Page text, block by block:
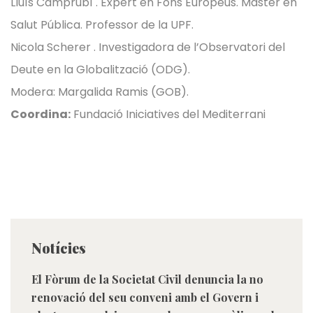
Salut Pública. Professor de la UPF.
Nicola Scherer . Investigadora de l’Observatori del
Deute en la Globalització (ODG).
Modera: Margalida Ramis (GOB).
Coordina: Fundació Iniciatives del Mediterrani
Notícies
El Fòrum de la Societat Civil denuncia la no
renovació del seu conveni amb el Govern i